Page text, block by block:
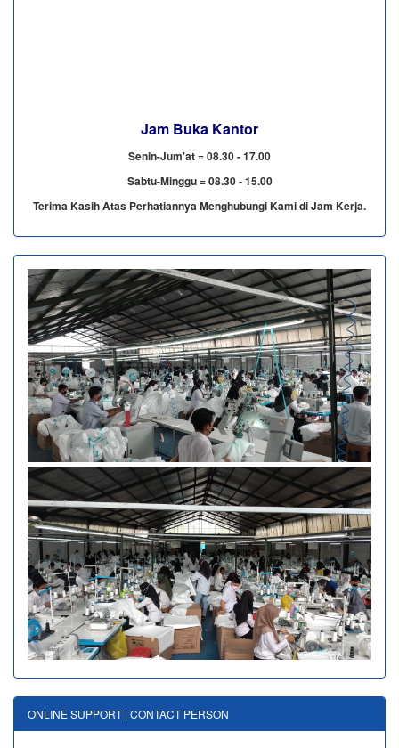
Jam Buka Kantor
Senin-Jum'at = 08.30 - 17.00
Sabtu-Minggu = 08.30 - 15.00
Terima Kasih Atas Perhatiannya Menghubungi Kami di Jam Kerja.
ONLINE SUPPORT | CONTACT PERSON